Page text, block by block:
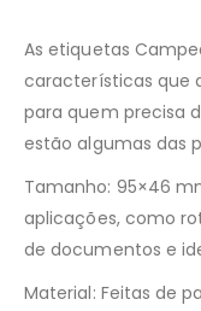
As etiquetas
características que
para quem precisa
estão algumas das
Tamanho: 95×46
aplicações, como
de documentos e
Material: Feitas de